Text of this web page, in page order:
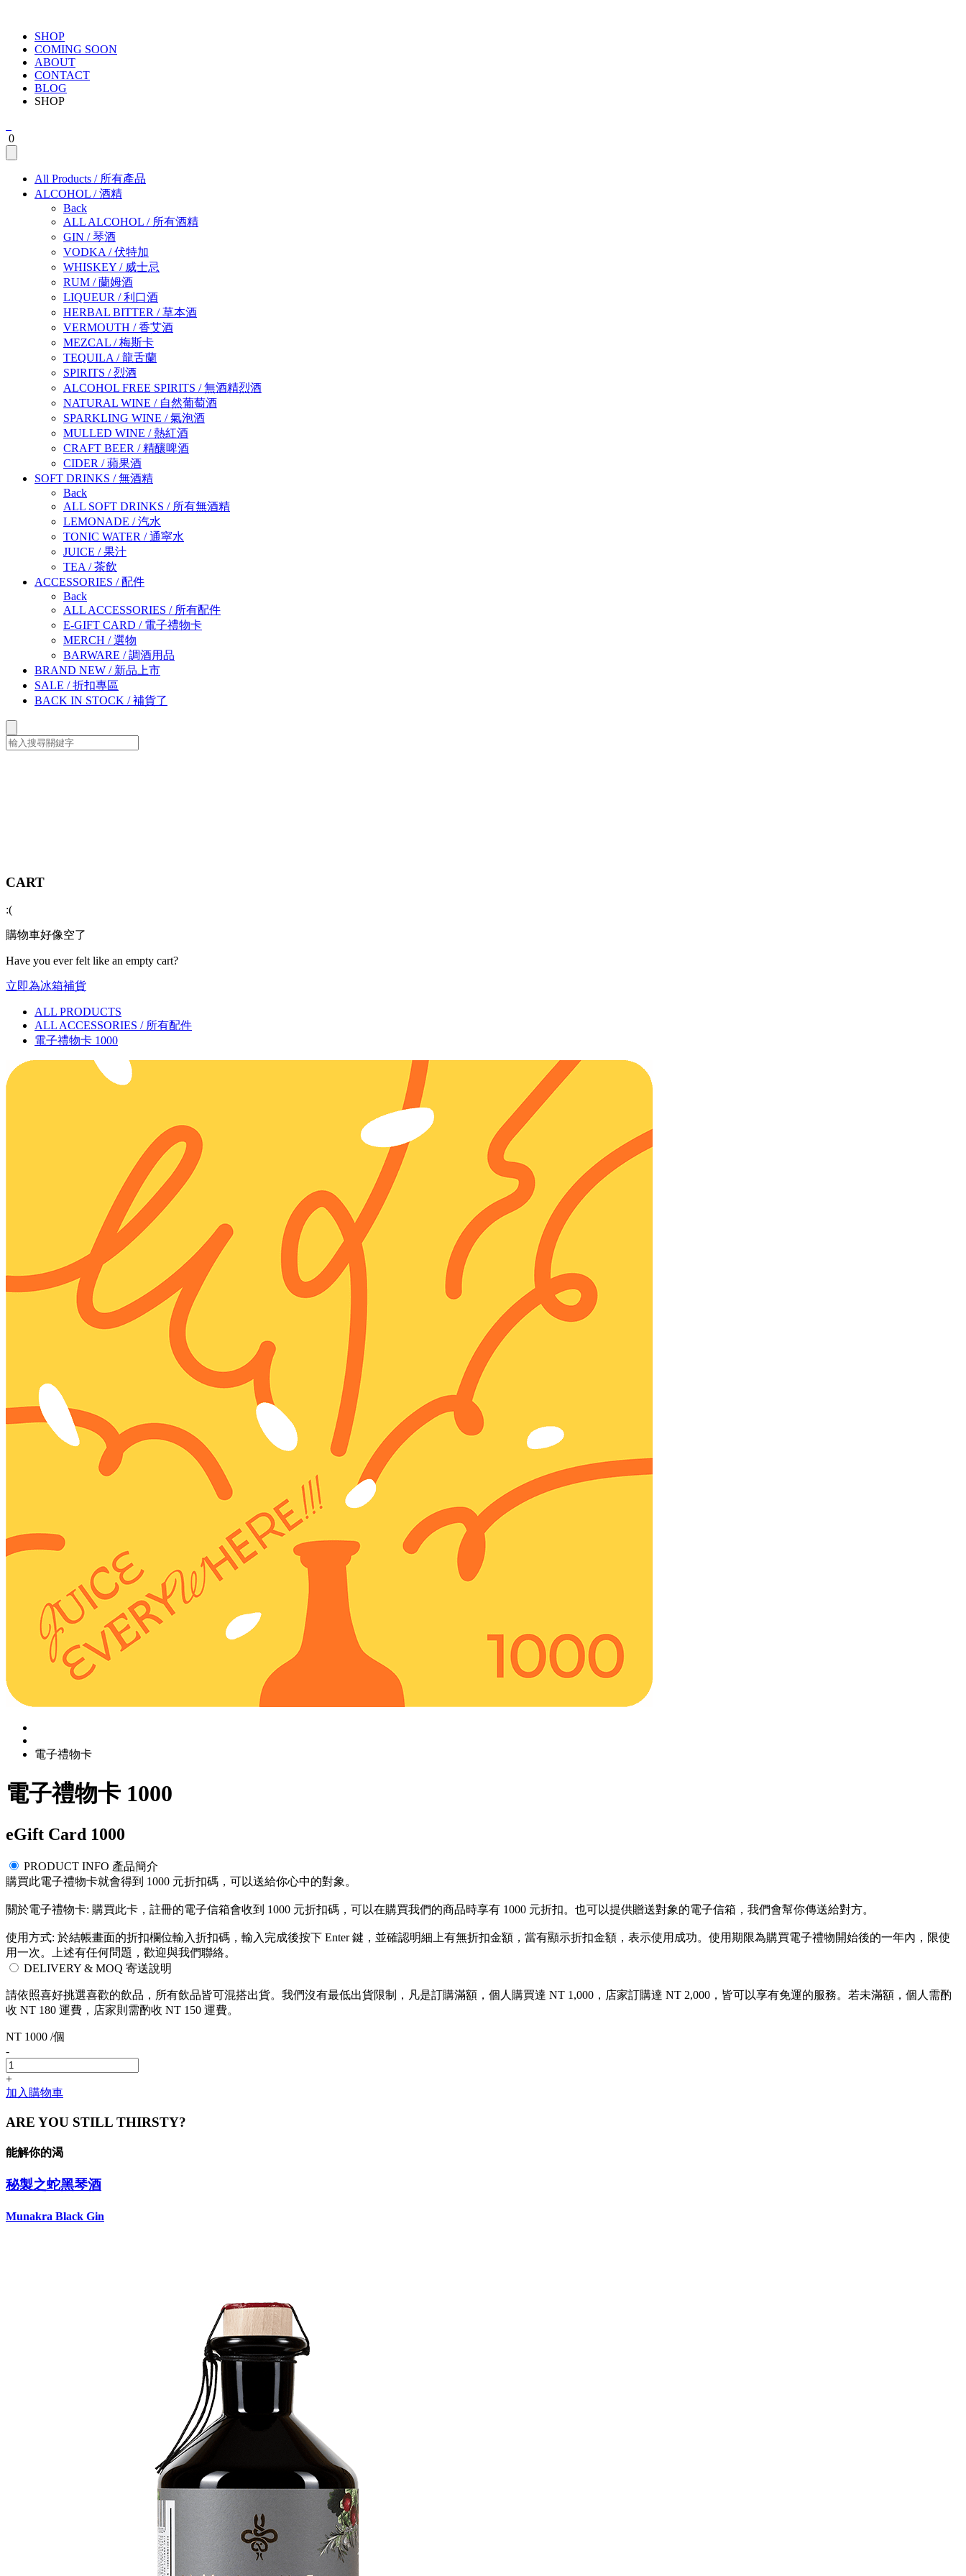
SHOP
COMING SOON
ABOUT
CONTACT
BLOG
SHOP
0
All Products / 所有產品
ALCOHOL /酒精
Back
ALL ALCOHOL / 所有酒精
GIN /琴酒
VODKA /伏特加
WHISKEY / 威士忌
RUM /蘭姆酒
LIQUEUR /利口酒
HERBAL BITTER /草本酒
VERMOUTH /香艾酒
MEZCAL /梅斯卡
TEQUILA /龍舌蘭
SPIRITS /烈酒
ALCOHOL FREE SPIRITS /無酒精烈酒
NATURAL WINE / 自然葡萄酒
SPARKLING WINE /氣泡酒
MULLED WINE /熱紅酒
CRAFT BEER /精釀啤酒
CIDER /蘋果酒
SOFT DRINKS /無酒精
Back
ALL SOFT DRINKS / 所有無酒精
LEMONADE /汽水
TONIC WATER /通寜水
JUICE /果汁
TEA /茶飲
ACCESSORIES /配件
Back
ALL ACCESSORIES / 所有配件
E-GIFT CARD / 電子禮物卡
MERCH /選物
BARWARE /調酒用品
BRAND NEW / 新品上市
SALE /折扣專區
BACK IN STOCK /補貨了
CART
:(
購物車好像空了
Have you ever felt like an empty cart?
立即為冰箱補貨
ALL PRODUCTS
ALL ACCESSORIES / 所有配件
電子禮物卡 1000
電子禮物卡
電子禮物卡 1000
eGift Card 1000
PRODUCT INFO 產品簡介
購買此電子禮物卡就會得到 1000 元折扣碼，可以送給你心中的對象。
關於電子禮物卡: 購買此卡，註冊的電子信箱會收到 1000 元折扣碼，可以在購買我們的商品時享有 1000 元折扣。也可以提供贈送對象的電子信箱，我們會幫你傳送給對方。
使用方式: 於結帳畫面的折扣欄位輸入折扣碼，輸入完成後按下 Enter 鍵，並確認明細上有無折扣金額，當有顯示折扣金額，表示使用成功。使用期限為購買電子禮物開始後的一年內，限使
用一次。上述有任何問題，歡迎與我們聯絡。
DELIVERY & MOQ 寄送說明
請依照喜好挑選喜歡的飲品，所有飲品皆可混搭出貨。我們沒有最低出貨限制，凡是訂購滿額，個人購買達 NT 1,000，店家訂購達 NT 2,000，皆可以享有免運的服務。若未滿額，個人需酌
收 NT 180 運費，店家則需酌收 NT 150 運費。
NT 1000 /個
-
+
加入購物車
ARE YOU STILL THIRSTY?
能解你的渴
秘製之蛇黑琴酒
Munakra Black Gin